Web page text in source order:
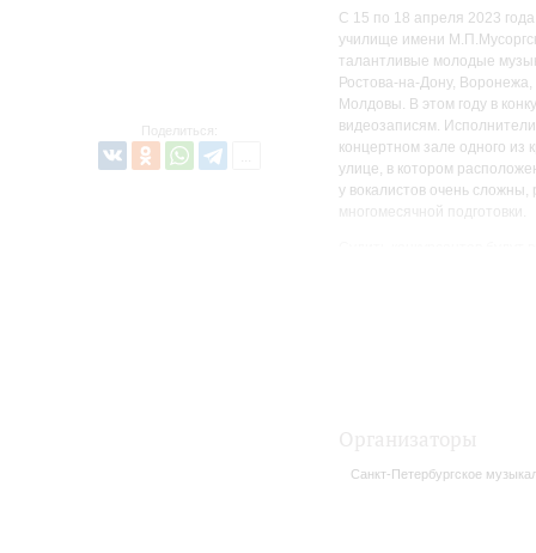
Поделиться:
С 15 по 18 апреля 2023
училище имени
талантливые молодые
Ростова-на-Дону, Воронежа,
Молдовы. В этом году в
видеозаписям.
концертном зале одного из
улице, в котором
у вокалистов очень
многомесячной подготовки.
Санкт-Петербургское